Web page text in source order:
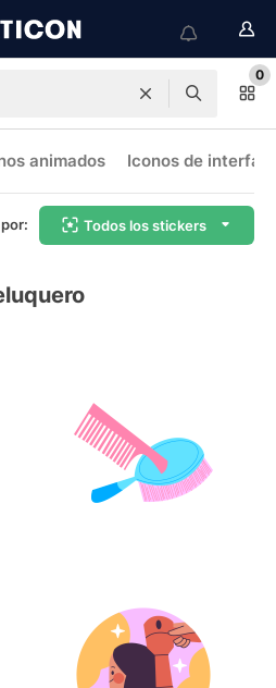
0
animados Iconos de interfaz
Todos los stickers